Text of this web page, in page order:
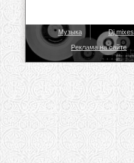
Музыка Dj mixes
Реклама на сайте